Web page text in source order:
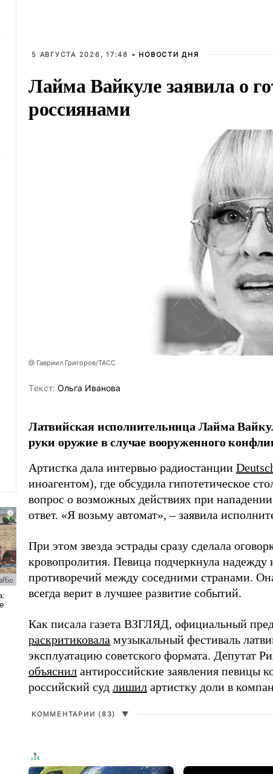
5 АВГУСТА 2026, 17:48 • НОВОСТИ ДНЯ
Лайма Вайкуле заявила о
россиянами
@ Гавриил Григоров/ТАСС
Tекст: Ольга Иванова
Латвийская исполнительница Лайма
руки оружие в случае вооруженного
Артистка дала интервью радиостанции
иноагентом), где обсудила гипотетическое
вопрос о возможных действиях при
ответ. «Я возьму автомат», – заявила
При этом звезда эстрады сразу сделала
кровопролития. Певица подчеркнула
противоречий между соседними странами.
всегда верит в лучшее развитие событий.
Как писала газета ВЗГЛЯД, официальный
раскритиковала музыкальный фестиваль
эксплуатацию советского формата. Депутат
объяснил антироссийские заявления певицы
российский суд лишил артистку доли в
КОММЕНТАРИИ (83) ▼